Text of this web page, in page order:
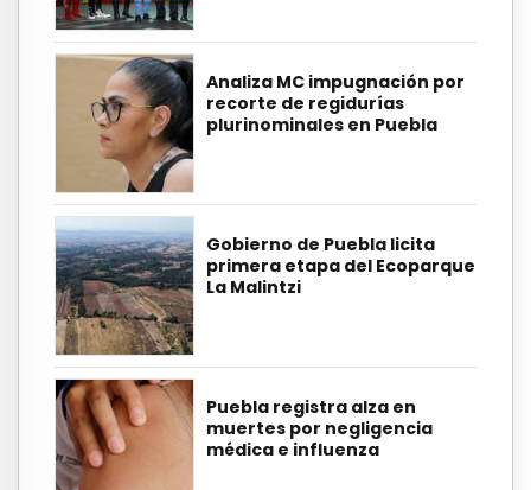
Analiza MC impugnación por
recorte de regidurías
plurinominales en Puebla
Gobierno de Puebla licita
primera etapa del Ecoparque
La Malintzi
Puebla registra alza en
muertes por negligencia
médica e influenza